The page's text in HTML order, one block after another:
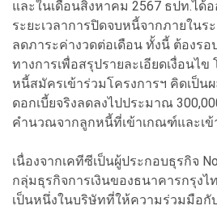
และในเดือนสิงหาคม 2567 ธปท.ได้
ระยะเวลาการปิดจบหนี้จากภายในระ
ลดภาระค่างวดต่อเดือน ทั้งนี้ ต้องรอ
ทางการเพื่อสรุปรายละเอียดเงื่อนไ
หนี้สมัครเข้าร่วมโครงการฯ คิดเป็น
ดอกเบี้ยจริงลดลงไปประมาณ
คำนวณจากลูกหนี้ที่เข้าเกณฑ์และเข้
เนื่องจากเคทีซีเป็นผู้ประกอบธุรกิจ
กลุ่มธุรกิจการเงินของธนาคารกรุงไ
เป็นหนึ่งในบริษัทที่ให้ความร่วมมือกั